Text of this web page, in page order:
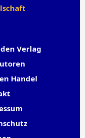
Verlag
Handel